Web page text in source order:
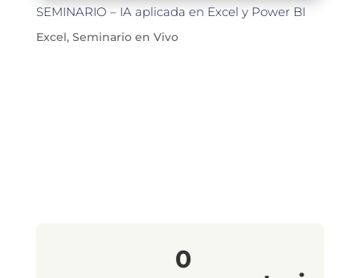
SEMINARIO – IA aplicada en Excel y Power BI
Excel, Seminario en Vivo
0